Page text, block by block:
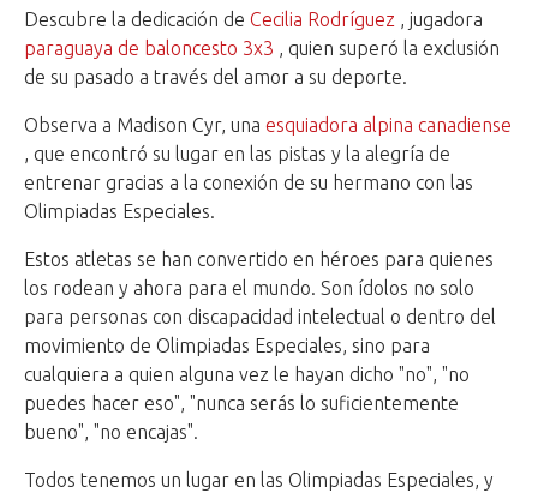
Descubre la dedicación de Cecilia Rodríguez , jugadora
paraguaya de baloncesto 3x3 , quien superó la exclusión
de su pasado a través del amor a su deporte.
Observa a Madison Cyr, una esquiadora alpina canadiense
, que encontró su lugar en las pistas y la alegría de
entrenar gracias a la conexión de su hermano con las
Olimpiadas Especiales.
Estos atletas se han convertido en héroes para quienes
los rodean y ahora para el mundo. Son ídolos no solo
para personas con discapacidad intelectual o dentro del
movimiento de Olimpiadas Especiales, sino para
cualquiera a quien alguna vez le hayan dicho "no", "no
puedes hacer eso", "nunca serás lo suficientemente
bueno", "no encajas".
Todos tenemos un lugar en las Olimpiadas Especiales, y